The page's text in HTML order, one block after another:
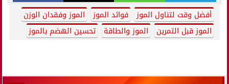
أفضل وقت لتناول الموز فوائد الموز
الموز وفقدان الوزن
الموز قبل التمرين
الموز والطاقة تحسين الهضم بالموز